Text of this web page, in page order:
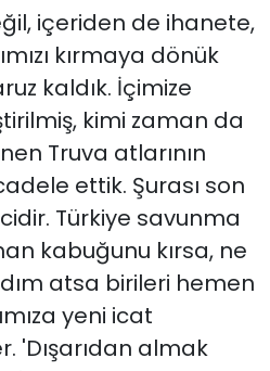
içeriden de ihanete,
kırmaya dönük
kaldık. İçimize
kimi zaman da
Truva atlarının
ettik. Şurası son
Türkiye savunma
kabuğunu kırsa, ne
atsa birileri hemen
yeni icat
'Dışarıdan almak